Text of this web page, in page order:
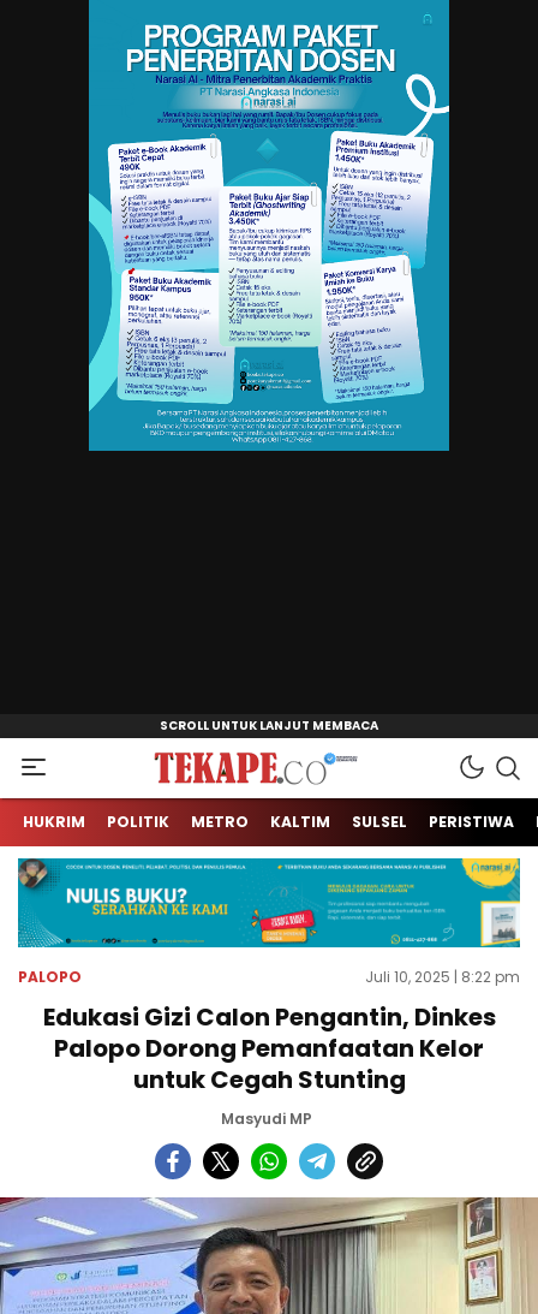
Tekape.co
Jendela Informasi Kita
HUKRIM POLITIK METRO KALTIM SULSEL PERISTIWA
PALOPO Juli 10, 2025 | 8:22 pm
Edukasi Gizi Calon Pengantin, Dinkes
Palopo Dorong Pemanfaatan Kelor
untuk Cegah Stunting
Masyudi MP